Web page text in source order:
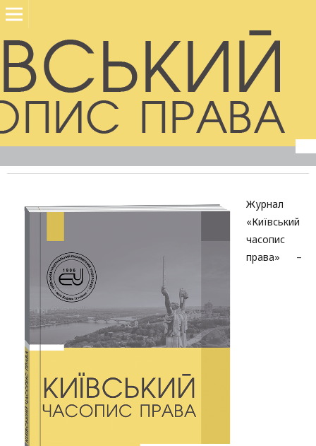
Журнал
«Київський
часопис
права» –